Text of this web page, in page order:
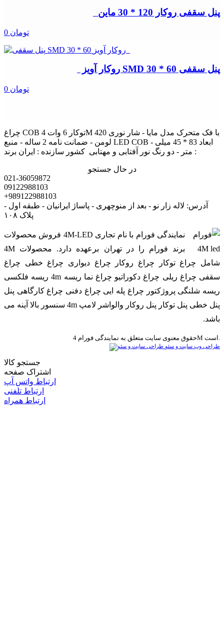
پنل سقفی روکار 120 * 30 ماین
0 تومان
پنل سقفی SMD 30 * 60 روکار آویز
0 تومان
چراغ COB توکار 6 وات 4M با فک متحرک مدل مایا - شار نوری 420
لومن - ضمانت نامه 2 ساله - منبع LED COB - ابعاد 83 * 45 میلی
متر - دو رنگ نور آفتابی و مهتابی کشور سازنده : ایران برند :
در حال جستجو
021-36059872
09122988103
+989122988103
آدرس: لاله زار نو - بعد از منوچهری - پاساژ ایرانیان - طبقه اول -
پلاک ۱۰۸
نمایندگی فورام با نام تجاری 4M-LED فروش محصولات
برند فورام را در تهران برعهده دارد. محصولات 4M
شامل چراغ توکار چراغ روکار چراغ دیواری چراغ خطی چراغ
سقفی چراغ ریلی چراغ دکوراتیو چراغ نما ریسه 4m ریسه فلکسی
ریسه شلنگی پروژکتور چراغ پله ایی چراغ دفنی چراغ کارگاهی پنل
پنل خطی پنل توکار پنل روکار والواشر لامپ 4m سنسور بالا آینه می
باشد.
طراحی وب سایت و سئو
جستجو کالا
اشتراک صفحه
ارتباط واتس آپ
ارتباط تلفنی
ارتباط همراه